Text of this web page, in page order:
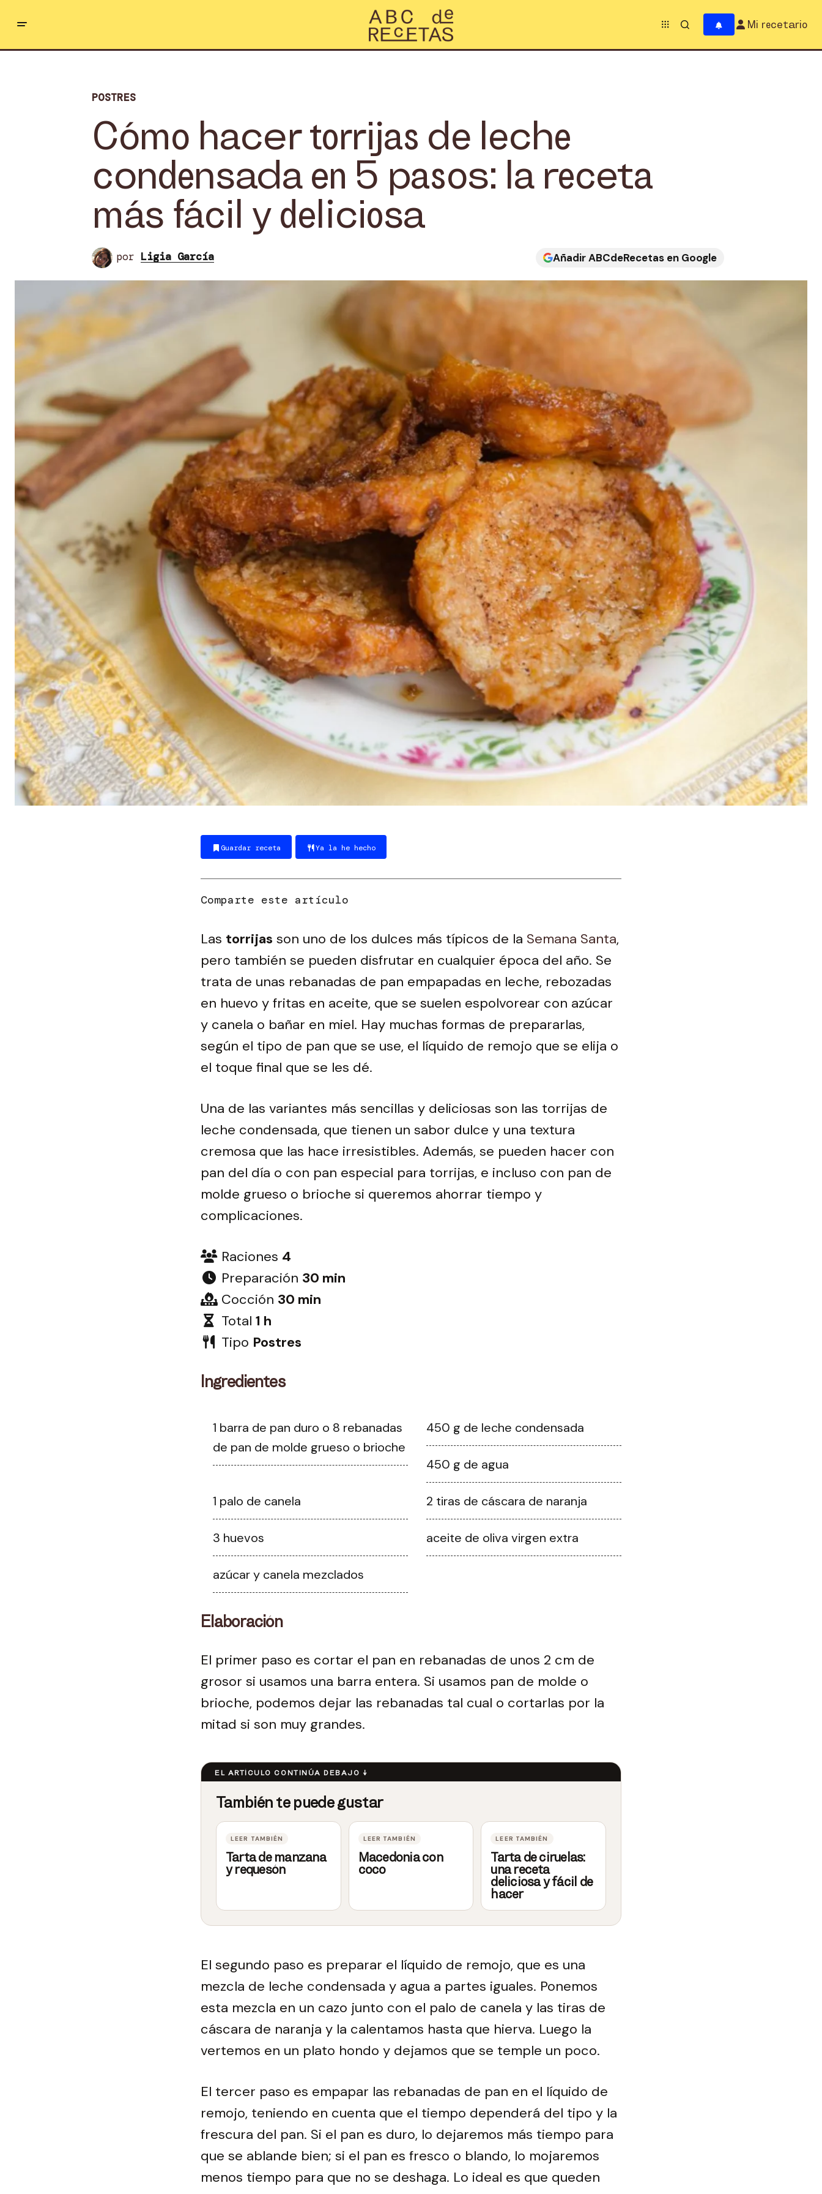
Mi recetario
POSTRES
Cómo hacer torrijas de leche
condensada en 5 pasos: la receta
más fácil y deliciosa
por Ligia García Añadir ABCdeRecetas en Google
Guardar receta Ya la he hecho
Las torrijas son uno de los dulces más típicos de la Semana Santa,
pero también se pueden disfrutar en cualquier época del año. Se
trata de unas rebanadas de pan empapadas en leche, rebozadas
en huevo y fritas en aceite, que se suelen espolvorear con azúcar
y canela o bañar en miel. Hay muchas formas de prepararlas,
según el tipo de pan que se use, el líquido de remojo que se elija o
el toque final que se les dé.
Una de las variantes más sencillas y deliciosas son las torrijas de
leche condensada, que tienen un sabor dulce y una textura
cremosa que las hace irresistibles. Además, se pueden hacer con
pan del día o con pan especial para torrijas, e incluso con pan de
molde grueso o brioche si queremos ahorrar tiempo y
complicaciones.
Raciones 4
Preparación 30 min
Cocción 30 min
Total 1 h
Tipo Postres
Ingredientes
1 barra de pan duro o 8 rebanadas
de pan de molde grueso o brioche
450 g de leche condensada
450 g de agua
1 palo de canela 2 tiras de cáscara de naranja
3 huevos aceite de oliva virgen extra
azúcar y canela mezclados
Elaboración
El primer paso es cortar el pan en rebanadas de unos 2 cm de
grosor si usamos una barra entera. Si usamos pan de molde o
brioche, podemos dejar las rebanadas tal cual o cortarlas por la
mitad si son muy grandes.
Tarta de manzana
y requesón
Macedonia con
coco
Tarta de ciruelas:
una receta
deliciosa y fácil de
hacer
El segundo paso es preparar el líquido de remojo, que es una
mezcla de leche condensada y agua a partes iguales. Ponemos
esta mezcla en un cazo junto con el palo de canela y las tiras de
cáscara de naranja y la calentamos hasta que hierva. Luego la
vertemos en un plato hondo y dejamos que se temple un poco.
El tercer paso es empapar las rebanadas de pan en el líquido de
remojo, teniendo en cuenta que el tiempo dependerá del tipo y la
frescura del pan. Si el pan es duro, lo dejaremos más tiempo para
que se ablande bien; si el pan es fresco o blando, lo mojaremos
menos tiempo para que no se deshaga. Lo ideal es que queden